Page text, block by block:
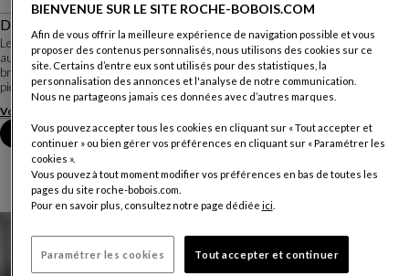
Description
Le designer Marcello Ziliani a conçu Chistera comme une série de déclinaisons
autour d'une magnifique coque en fonte d'aluminium poli ou laqué: chaise et
bridge viennent ainsi sur des pieds en hêtre massif ou sur différents types de
piètement central...
Voir plus
Prendre rendez-vous en magasin
BIENVENUE SUR LE SITE ROCHE-BOBOIS.COM
Afin de vous offrir la meilleure expérience de navigation possible et vous
proposer des contenus personnalisés, nous utilisons des cookies sur ce
site. Certains d’entre eux sont utilisés pour des statistiques, la
personnalisation des annonces et l'analyse de notre communication.
Nous ne partageons jamais ces données avec d’autres marques.
Vous pouvez accepter tous les cookies en cliquant sur « Tout accepter et
continuer » ou bien gérer vos préférences en cliquant sur « Paramétrer les
cookies ».
Vous pouvez à tout moment modifier vos préférences en bas de toutes les
pages du site roche-bobois.com.
Pour en savoir plus, consultez notre page dédiée ici.
Paramétrer les cookies Tout accepter et continuer